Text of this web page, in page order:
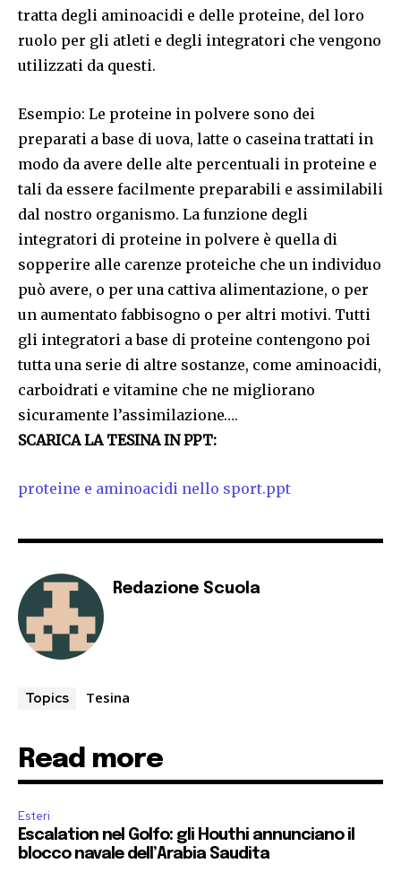
tratta degli aminoacidi e delle proteine, del loro
ruolo per gli atleti e degli integratori che vengono
utilizzati da questi.
Esempio: Le proteine in polvere sono dei
preparati a base di uova, latte o caseina trattati in
modo da avere delle alte percentuali in proteine e
tali da essere facilmente preparabili e assimilabili
dal nostro organismo. La funzione degli
integratori di proteine in polvere è quella di
sopperire alle carenze proteiche che un individuo
può avere, o per una cattiva alimentazione, o per
un aumentato fabbisogno o per altri motivi. Tutti
gli integratori a base di proteine contengono poi
tutta una serie di altre sostanze, come aminoacidi,
carboidrati e vitamine che ne migliorano
sicuramente l’assimilazione….
SCARICA LA TESINA IN PPT:
proteine e aminoacidi nello sport.ppt
Redazione Scuola
Topics Tesina
Read more
Esteri
Escalation nel Golfo: gli Houthi annunciano il
blocco navale dell’Arabia Saudita